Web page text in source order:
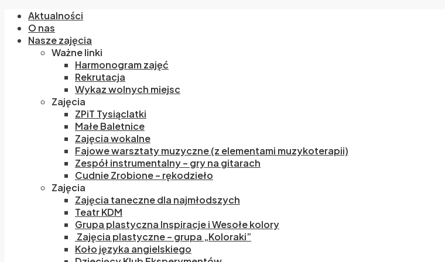
Aktualności
O nas
Nasze zajęcia
Ważne linki
Harmonogram zajęć
Rekrutacja
Wykaz wolnych miejsc
Zajęcia
ZPiT Tysiąclatki
Małe Baletnice
Zajęcia wokalne
Fajowe warsztaty muzyczne (z elementami muzykoterapii)
Zespół instrumentalny – gry na gitarach
Cudnie Zrobione – rękodzieło
Zajęcia
Zajęcia taneczne dla najmłodszych
Teatr KDM
Grupa plastyczna Inspiracje i Wesołe kolory
Zajęcia plastyczne – grupa „Koloraki”
Koło języka angielskiego